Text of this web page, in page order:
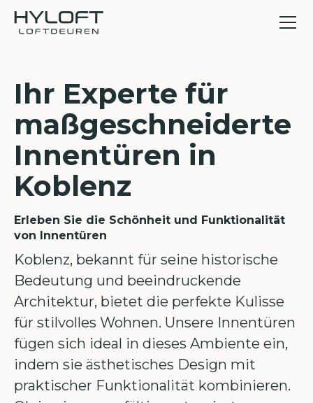
Ihr Experte für
maßgeschneiderte
Innentüren in
Koblenz
Erleben Sie die Schönheit und Funktionalität
von Innentüren
Koblenz, bekannt für seine historische
Bedeutung und beeindruckende
Architektur, bietet die perfekte Kulisse
für stilvolles Wohnen. Unsere Innentüren
fügen sich ideal in dieses Ambiente ein,
indem sie ästhetisches Design mit
praktischer Funktionalität kombinieren.